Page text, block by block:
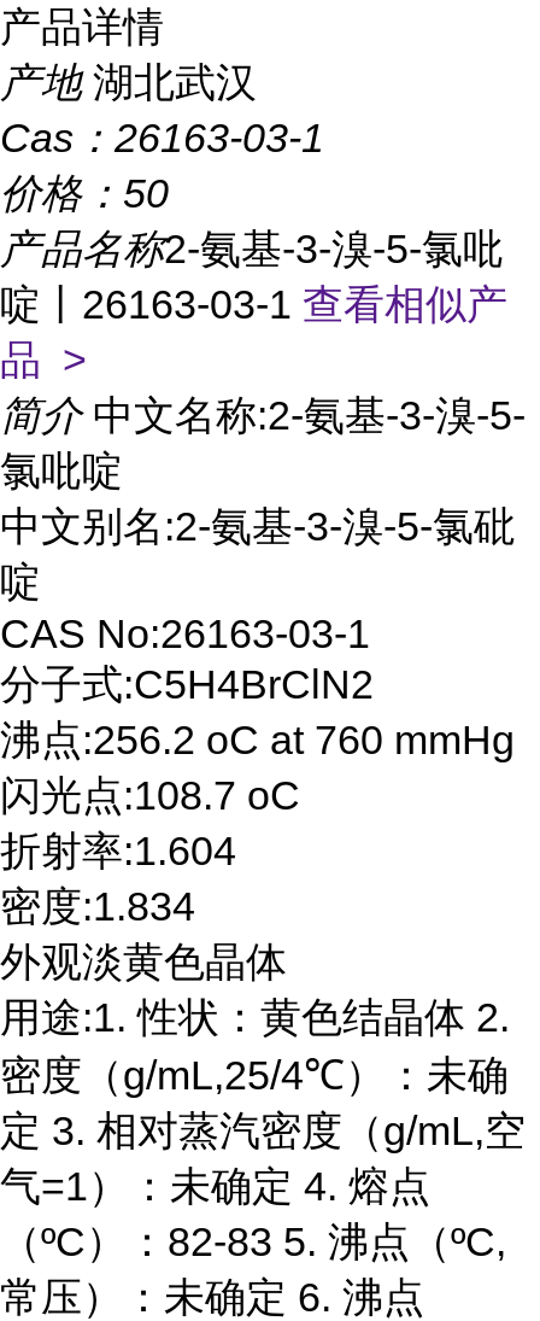
产品详情
产地 湖北武汉
Cas： 26163-03-1
价格： 50
产品名称2-氨基-3-溴-5-氯吡
啶丨26163-03-1 查看相似产
品 >
简介 中文名称:2-氨基-3-溴-5-
氯吡啶
中文别名:2-氨基-3-溴-5-氯砒
啶
CAS No:26163-03-1
分子式:C5H4BrClN2
沸点:256.2 oC at 760 mmHg
闪光点:108.7 oC
折射率:1.604
密度:1.834
外观淡黄色晶体
用途:1. 性状：黄色结晶体 2.
密度（g/mL,25/4℃）：未确
定 3. 相对蒸汽密度（g/mL,空
气=1）：未确定 4. 熔点
（ºC）：82-83 5. 沸点（ºC,
常压）：未确定 6. 沸点